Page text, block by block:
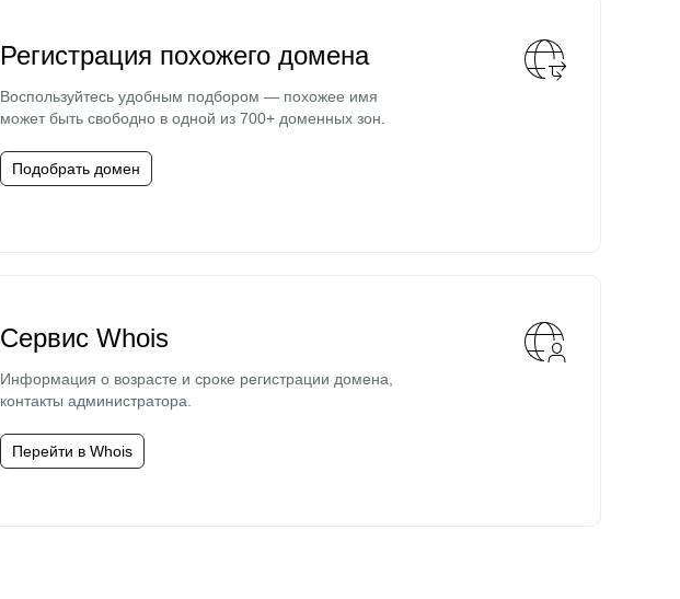
Регистрация похожего домена
Воспользуйтесь удобным подбором — похожее имя
может быть свободно в одной из 700+ доменных зон.
Подобрать домен
Сервис Whois
Информация о возрасте и сроке регистрации домена,
контакты администратора.
Перейти в Whois